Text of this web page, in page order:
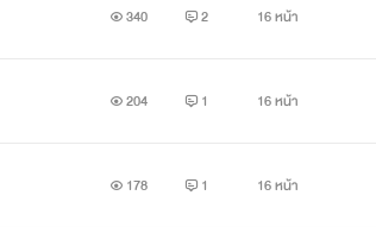
340 2 16 หน้า
204 1 16 หน้า
178 1 16 หน้า